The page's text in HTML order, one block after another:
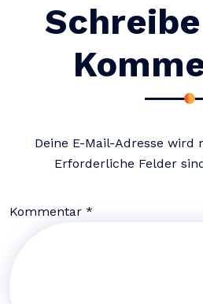
Deine E-Mail-Adresse
Erforderliche Felder
Kommentar *